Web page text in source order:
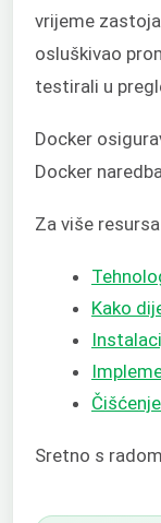
vrijeme
osluškivao
testirali u
Docker
Docker
Za više
Kako
Sretno s